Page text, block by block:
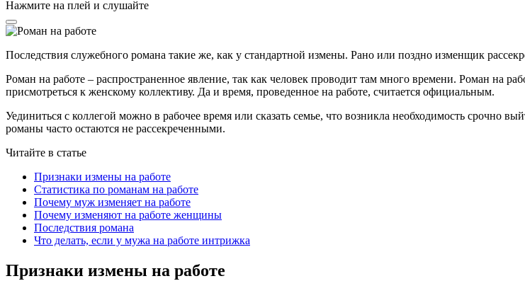
Нажмите на плей и слушайте
Последствия служебного романа такие же, как у стандартной измены. Рано или поздно изменщик
Роман на работе – распространенное явление, так как человек проводит там много времени. Роман на
присмотреться к женскому коллективу. Да и время, проведенное на работе, считается официальным.
Уединиться с коллегой можно в рабочее время или сказать семье, что возникла необходимость срочно
романы часто остаются не рассекреченными.
Читайте в статье
Признаки измены на работе
Статистика по романам на работе
Почему муж изменяет на работе
Почему изменяют на работе женщины
Последствия романа
Что делать, если у мужа на работе интрижка
Признаки измены на работе